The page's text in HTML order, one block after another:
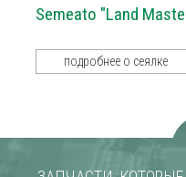
Semeato "Land
подробнее о сеялке